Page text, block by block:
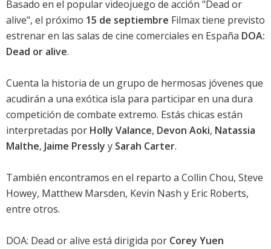
Basado en el popular videojuego de acción "Dead or
alive", el próximo 15 de septiembre Filmax tiene previsto
estrenar en las salas de cine comerciales en España DOA:
Dead or alive.
Cuenta la historia de un grupo de hermosas jóvenes que
acudirán a una exótica isla para participar en una dura
competición de combate extremo. Estás chicas están
interpretadas por Holly Valance, Devon Aoki, Natassia
Malthe, Jaime Pressly y Sarah Carter.
También encontramos en el reparto a Collin Chou, Steve
Howey, Matthew Marsden, Kevin Nash y Eric Roberts,
entre otros.
DOA: Dead or alive está dirigida por Corey Yuen